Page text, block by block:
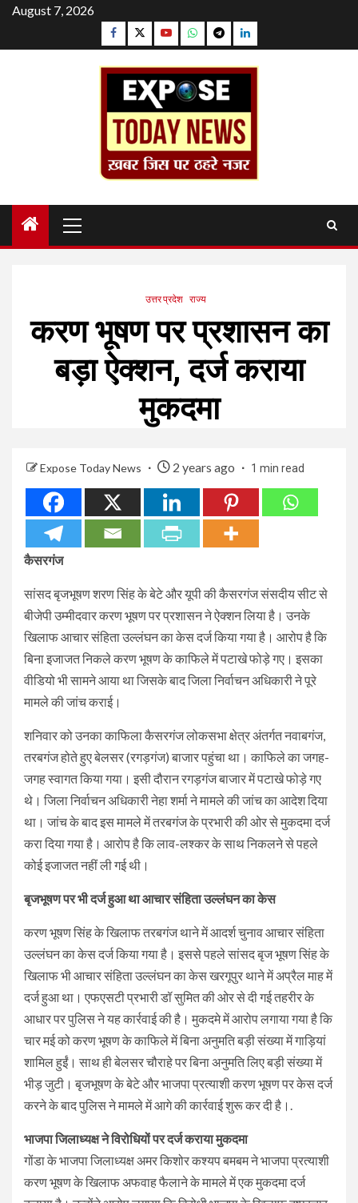
Skip
content
August 7, 2026
Facebook
TwitterYouTubeWhatsapp
TelegramLinkedin
Menu
उत्तर प्रदेश राज्य
करण भूषण पर प्रशासन का
बड़ा ऐक्‍शन, दर्ज कराया
मुकदमा
Expose Today News 2 years ago 1 min read
कैसरगंज
सांसद बृजभूषण शरण सिंह के बेटे और यूपी की कैसरगंज संसदीय सीट से
बीजेपी उम्‍मीदवार करण भूषण पर प्रशासन ने ऐक्‍शन लिया है। उनके
खिलाफ आचार संहिता उल्‍लंघन का केस दर्ज किया गया है। आरोप है कि
बिना इजाजत निकले करण भूषण के काफिले में पटाखे फोड़े गए। इसका
वीडियो भी सामने आया था जिसके बाद जिला निर्वाचन अधिकारी ने पूरे
मामले की जांच कराई।
शनिवार को उनका काफिला कैसरगंज लोकसभा क्षेत्र अंतर्गत नवाबगंज,
तरबगंज होते हुए बेलसर (रगड़गंज) बाजार पहुंचा था। काफिले का जगह-
जगह स्वागत किया गया। इसी दौरान रगड़गंज बाजार में पटाखे फोड़े गए
थे। जिला निर्वाचन अधिकारी नेहा शर्मा ने मामले की जांच का आदेश दिया
था। जांच के बाद इस मामले में तरबगंज के प्रभारी की ओर से मुकदमा दर्ज
करा दिया गया है। आरोप है कि लाव-लश्‍कर के साथ निकलने से पहले
कोई इजाजत नहीं ली गई थी।
बृजभूषण पर भी दर्ज हुआ था आचार संहिता उल्‍लंघन का केस
करण भूषण सिंह के खिलाफ तरबगंज थाने में आदर्श चुनाव आचार संहिता
उल्लंघन का केस दर्ज किया गया है। इससे पहले सांसद बृज भूषण सिंह के
खिलाफ भी आचार संहिता उल्लंघन का केस खरगूपुर थाने में अप्रैल माह में
दर्ज हुआ था। एफएसटी प्रभारी डॉ सुमित की ओर से दी गई तहरीर के
आधार पर पुलिस ने यह कार्रवाई की है। मुकदमे में आरोप लगाया गया है कि
चार मई को करण भूषण के काफिले में बिना अनुमति बड़ी संख्या में गाड़ियां
शामिल हुईं। साथ ही बेलसर चौराहे पर बिना अनुमति लिए बड़ी संख्या में
भीड़ जुटी। बृजभूषण के बेटे और भाजपा प्रत्‍याशी करण भूषण पर केस दर्ज
करने के बाद पुलिस ने मामले में आगे की कार्रवाई शुरू कर दी है।.
भाजपा जिलाध्‍यक्ष ने विरोधियों पर दर्ज कराया मुकदमा
गोंडा के भाजपा जिलाध्‍यक्ष अमर किशोर कश्‍यप बमबम ने भाजपा प्रत्‍याशी
करण भूषण के खिलाफ अफवाह फैलाने के मामले में एक मुकदमा दर्ज